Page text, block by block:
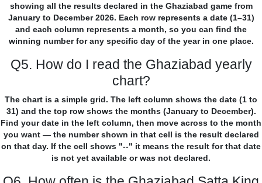
showing all the results declared in the Ghaziabad game from
January to December 2026. Each row represents a date (1–31)
and each column represents a month, so you can find the
winning number for any specific day of the year in one place.
Q5. How do I read the Ghaziabad yearly
chart?
The chart is a simple grid. The left column shows the date (1 to
31) and the top row shows the months (January to December).
Find your date in the left column, then move across to the month
you want — the number shown in that cell is the result declared
on that day. If the cell shows "--" it means the result for that date
is not yet available or was not declared.